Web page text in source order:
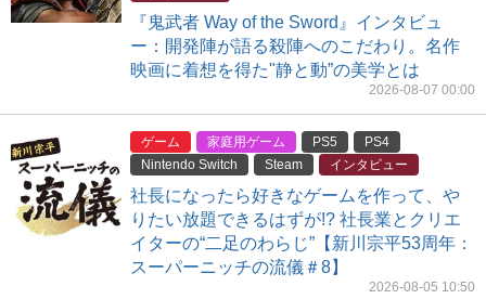
『鬼武者 Way of the Sword』インタビュ
ー：開発陣が語る殺陣へのこだわり。名作
映画に着想を得た"静と動”の美学とは
2026-08-07 00:00
ゲーム 家庭用ゲーム PS5
PS4
Nintendo Switch
Steam インタビュー
社長になったら好きなゲームを作って、や
りたい放題できるはずが!? 社長業とクリエ
イターの“二足のわらじ”【新川宗平53周年：
スーパーニッチの流儀＃8】
2026-08-05 10:50